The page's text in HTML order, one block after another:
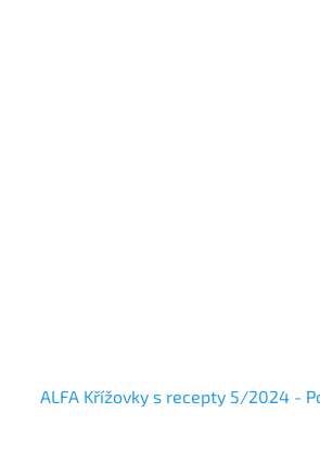
ALFA Křížovky s recepty 5/2024 -